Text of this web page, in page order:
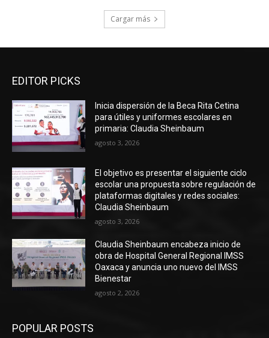
Cargar más
EDITOR PICKS
Inicia dispersión de la Beca Rita Cetina
para útiles y uniformes escolares en
primaria: Claudia Sheinbaum
agosto 3, 2026
El objetivo es presentar el siguiente ciclo
escolar una propuesta sobre regulación de
plataformas digitales y redes sociales:
Claudia Sheinbaum
agosto 3, 2026
Claudia Sheinbaum encabeza inicio de
obra de Hospital General Regional IMSS
Oaxaca y anuncia uno nuevo del IMSS
Bienestar
agosto 2, 2026
POPULAR POSTS